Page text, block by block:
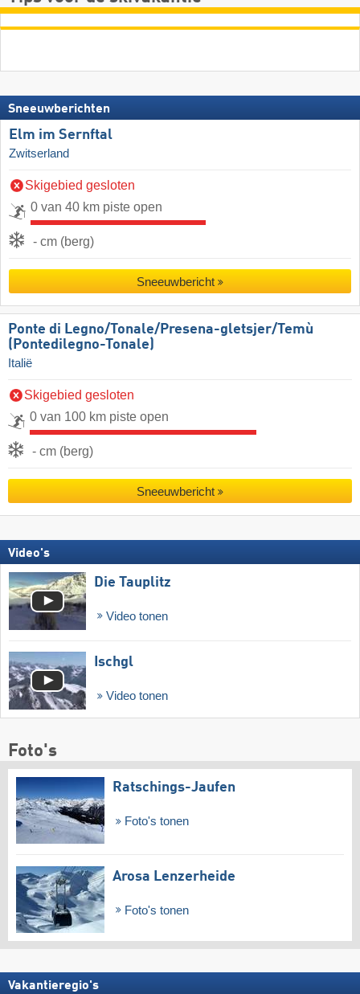
Sneeuwberichten
Elm im Sernftal
Zwitserland
Skigebied gesloten
0 van 40 km piste open
- cm (berg)
Sneeuwbericht
Ponte di Legno/​​Tonale/​​Presena-gletsjer/​​Temù
(Pontedilegno-Tonale)
Italië
Skigebied gesloten
0 van 100 km piste open
- cm (berg)
Sneeuwbericht
Video's
Die Tauplitz
Video tonen
Ischgl
Video tonen
Foto's
Ratschings-Jaufen
Foto's tonen
Arosa Lenzerheide
Foto's tonen
Vakantieregio's